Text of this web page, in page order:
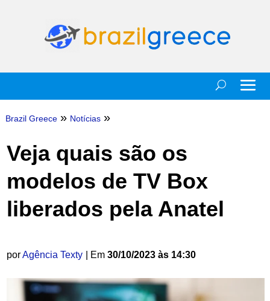
Brazil Greece » Notícias »
Veja quais são os
modelos de TV Box
liberados pela Anatel
porAgência Texty | Em 30/10/2023 às 14:30